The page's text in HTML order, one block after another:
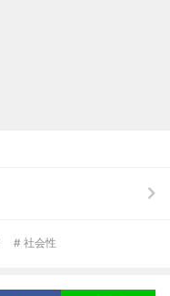
# 社会性